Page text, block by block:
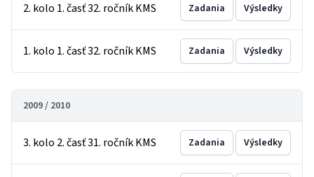
2. kolo 1. časť 32. ročník KMS Zadania Výsledky
1. kolo 1. časť 32. ročník KMS Zadania Výsledky
2009 / 2010
3. kolo 2. časť 31. ročník KMS Zadania Výsledky